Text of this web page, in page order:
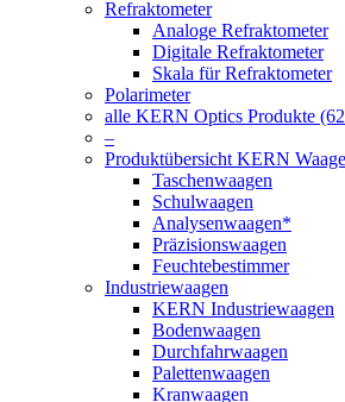
Refraktometer
Analoge Refraktometer
Digitale Refraktometer
Skala für Refraktometer
Polarimeter
alle KERN Optics Produkte
–
Produktübersicht KERN
Taschenwaagen
Schulwaagen
Analysenwaagen*
Präzisionswaagen
Feuchtebestimmer
Industriewaagen
KERN Industriewaagen
Bodenwaagen
Durchfahrwaagen
Palettenwaagen
Kranwaagen